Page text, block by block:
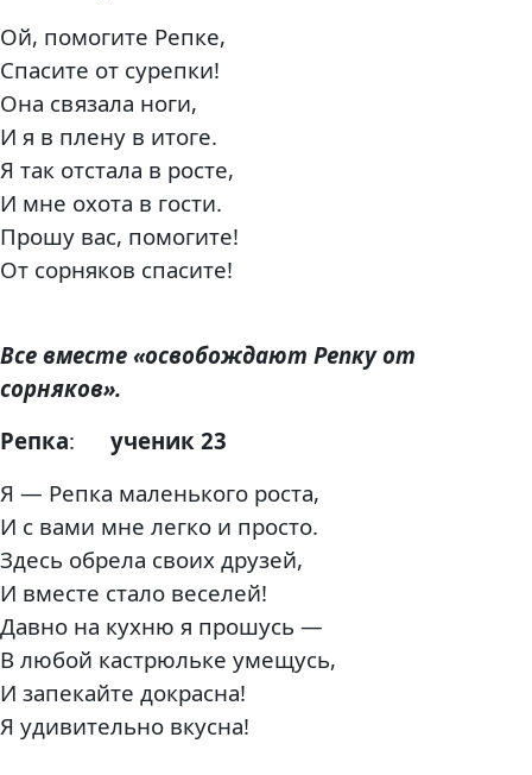
Ой, помогите Репке,
Спасите от сурепки!
Она связала ноги,
И я в плену в итоге.
Я так отстала в росте,
И мне охота в гости.
Прошу вас, помогите!
От сорняков спасите!
Все вместе «освобождают Репку от
сорняков».
Репка: ученик 23
Я — Репка маленького роста,
И с вами мне легко и просто.
Здесь обрела своих друзей,
И вместе стало веселей!
Давно на кухню я прошусь —
В любой кастрюльке умещусь,
И запекайте докрасна!
Я удивительно вкусна!